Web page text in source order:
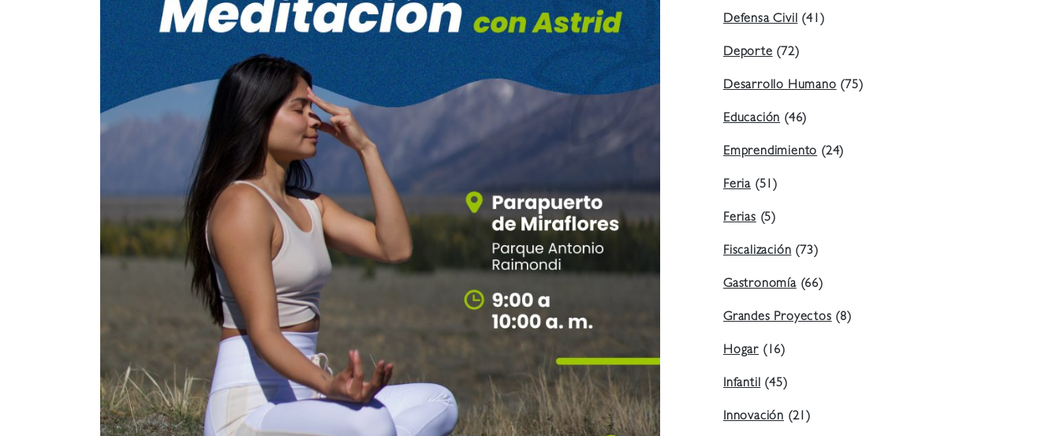
Defensa Civil(41)
Deporte(72)
Desarrollo Humano(75)
Educación(46)
Emprendimiento(24)
Feria (51)
Ferias(5)
Fiscalización(73)
Gastronomía(66)
Grandes Proyectos(8)
Hogar (16)
Infantil(45)
Innovación (21)